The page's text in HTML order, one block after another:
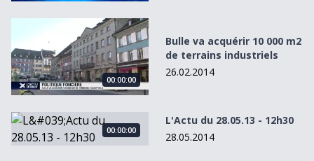
Bulle va acquérir 10 000 m2 de terrains industriels
00:00:00
Bulle va acquérir 10 000 m2
de terrains industriels
26.02.2014
L&#039;Actu du 28.05.13 - 12h30
00:00:00
L'Actu du 28.05.13 - 12h30
28.05.2014